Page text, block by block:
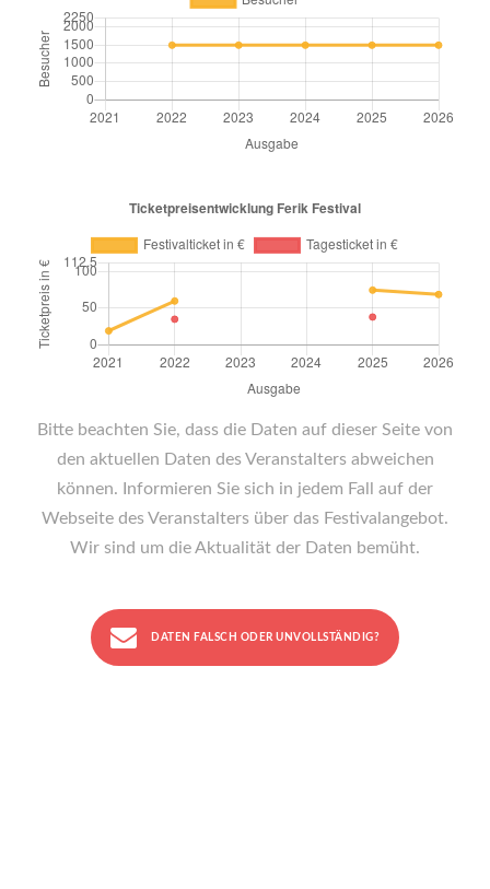
Bitte beachten Sie, dass die Daten auf dieser Seite von
den aktuellen Daten des Veranstalters abweichen
können. Informieren Sie sich in jedem Fall auf der
Webseite des Veranstalters über das Festivalangebot.
Wir sind um die Aktualität der Daten bemüht.
DATEN FALSCH ODER UNVOLLSTÄNDIG?